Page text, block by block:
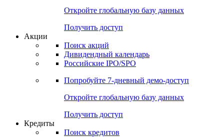
Откройте глобальную базу данных
Получить доступ
Акции
Поиск акций
Дивидендный календарь
Российские IPO/SPO
Попробуйте 7-дневный демо-доступ
Откройте глобальную базу данных
Получить доступ
Кредиты
Поиск кредитов